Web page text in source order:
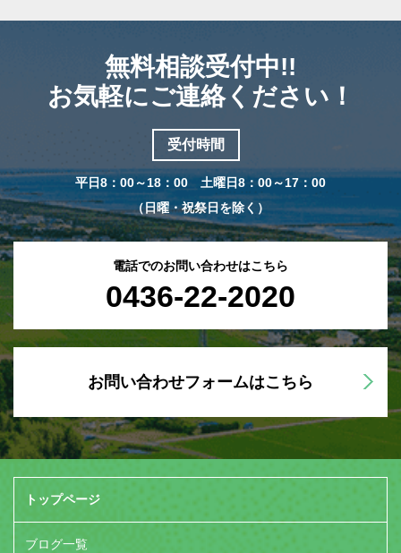
無料相談受付中!!
お気軽にご連絡ください！
受付時間
平日8：00～18：00 土曜日8：00～17：00
（日曜・祝祭日を除く）
電話でのお問い合わせはこちら
0436-22-2020
お問い合わせフォームはこちら
トップページ
ブログ一覧